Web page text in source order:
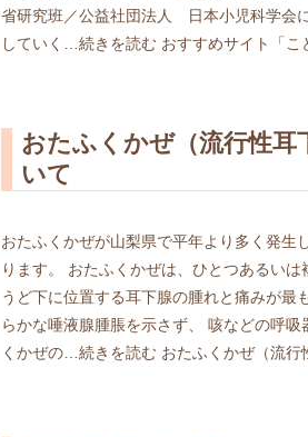
省研究班／公益社団法人 日本小児科学会
していく… 続きを読む おすすめサイト「こ
おたふくかぜ（流行性
いて
おたふくかぜが山梨県で平年より多く発生
ります。 おたふくかぜは、ひとつあるい
うど下に位置する耳下腺の腫れと痛みが最
らかな唾液腺腫脹を示さず、 咳などの呼
くかぜの… 続きを読む おたふくかぜ（流行